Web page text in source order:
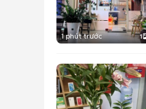
1 phút trước 1